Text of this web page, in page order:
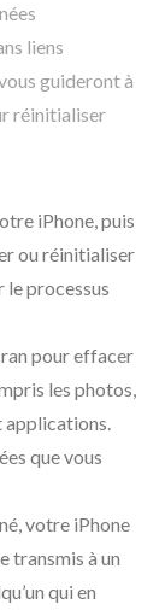
liens
guideront à
réinitialiser
iPhone, puis
ou réinitialiser
le processus
pour effacer
les photos,
applications.
que vous
votre iPhone
transmis à un
qui en